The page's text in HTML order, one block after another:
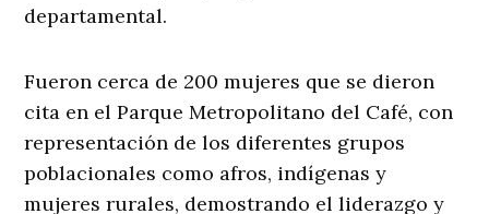
departamental.
Fueron cerca de 200 mujeres que se dieron
cita en el Parque Metropolitano del Café, con
representación de los diferentes grupos
poblacionales como afros, indígenas y
mujeres rurales, demostrando el liderazgo y